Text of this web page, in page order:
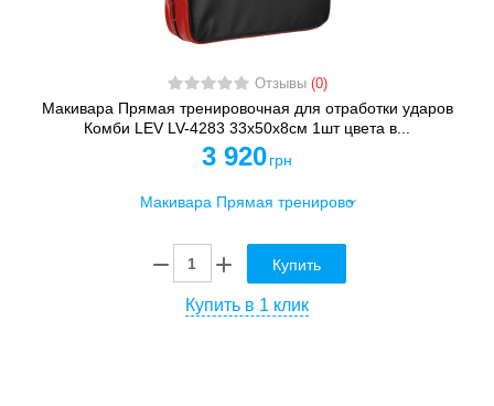
Отзывы (0)
Макивара Прямая тренировочная для отработки ударов
Комби LEV LV-4283 33x50x8см 1шт цвета в...
3 920 грн
Купить
Купить в 1 клик